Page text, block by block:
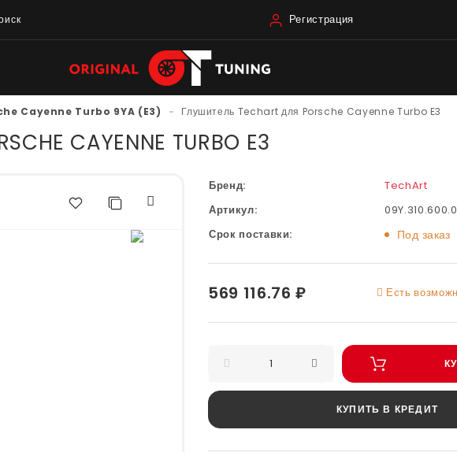
Регистрация
Cayenne Turbo 9YA (E3) - Глушитель Techart для Porsche Cayenne Turbo E3
CAYENNE TURBO E3
Бренд:
TechArt
Артикул:
Срок поставки:
Под заказ
569 116.76 ₽ Есть
КУПИТЬ В КРЕДИТ